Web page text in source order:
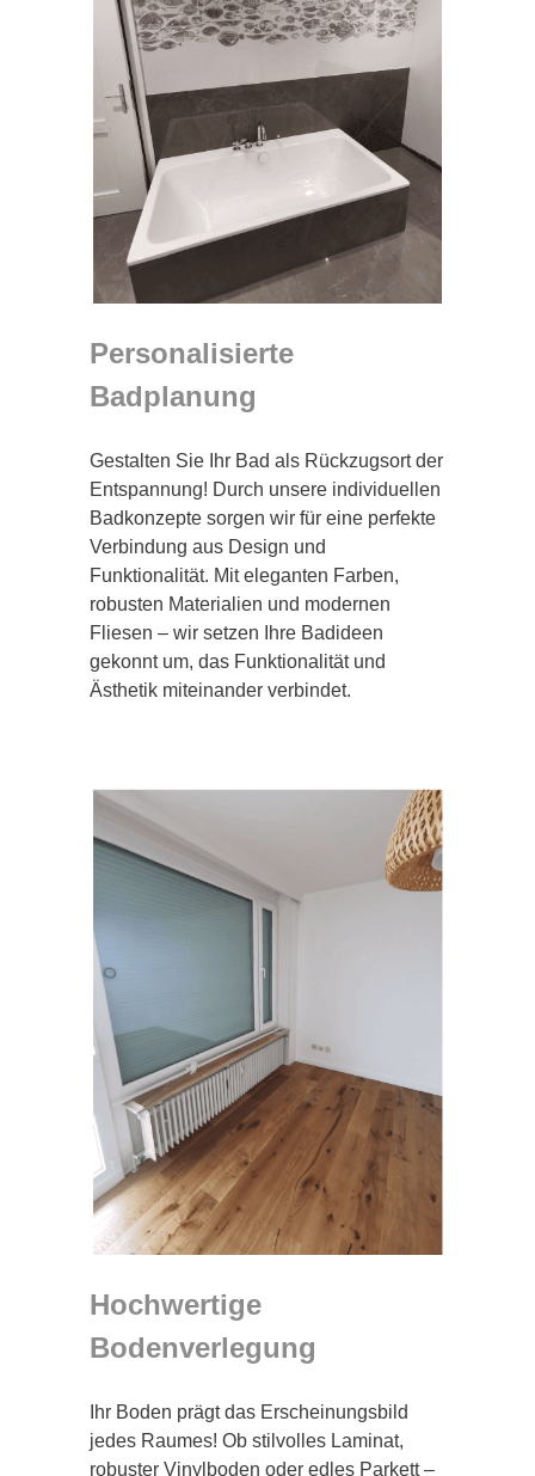
Personalisierte
Badplanung
Gestalten Sie Ihr Bad als Rückzugsort der
Entspannung! Durch unsere individuellen
Badkonzepte sorgen wir für eine perfekte
Verbindung aus Design und
Funktionalität. Mit eleganten Farben,
robusten Materialien und modernen
Fliesen – wir setzen Ihre Badideen
gekonnt um, das Funktionalität und
Ästhetik miteinander verbindet.
Hochwertige
Bodenverlegung
Ihr Boden prägt das Erscheinungsbild
jedes Raumes! Ob stilvolles Laminat,
robuster Vinylboden oder edles Parkett –